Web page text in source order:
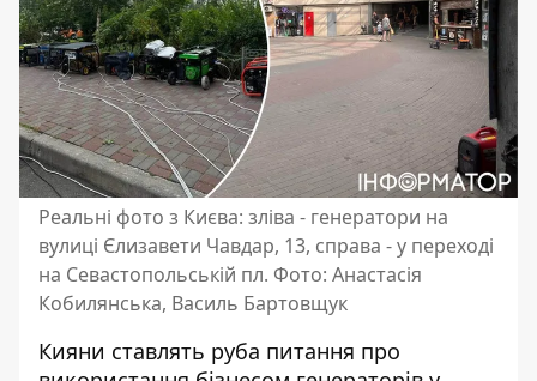
Реальні фото з Києва: зліва - генератори на
вулиці Єлизавети Чавдар, 13, справа - у переході
на Севастопольській пл. Фото: Анастасія
Кобилянська, Василь Бартовщук
Кияни ставлять руба питання про